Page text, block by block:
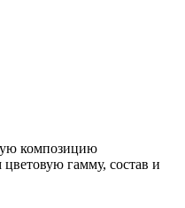
композицию
гамму, состав и